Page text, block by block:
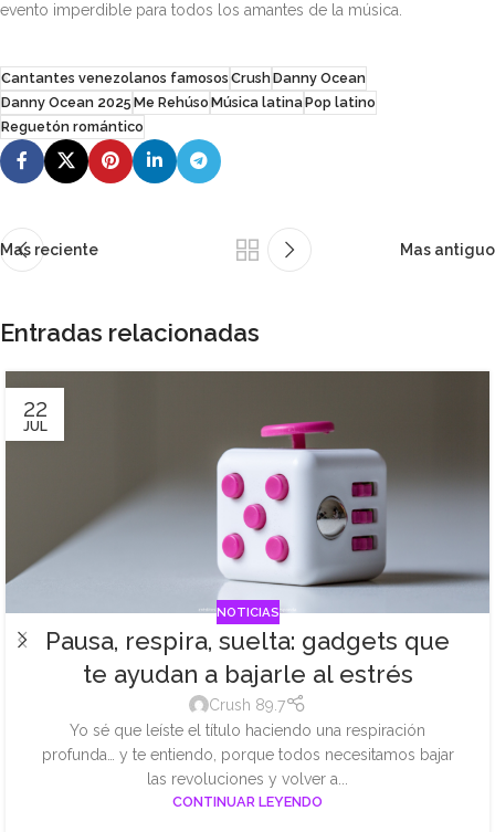
evento imperdible para todos los amantes de la música.
Cantantes venezolanos famosos CrushDanny Ocean
Danny Ocean 2025 Me Rehúso Música latinaPop latino
Reguetón romántico
Mas reciente Mas antiguo
Entradas relacionadas
22
JUL
NOTICIAS
Pausa, respira, suelta: gadgets que
te ayudan a bajarle al estrés
Crush 89.7
Yo sé que leíste el título haciendo una respiración
profunda… y te entiendo, porque todos necesitamos bajar
las revoluciones y volver a...
CONTINUAR LEYENDO